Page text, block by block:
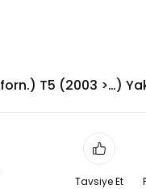
T5 (2003 >…)
Tavsiye Et